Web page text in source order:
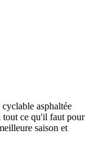
asphaltée
ce qu'il faut pour
saison et